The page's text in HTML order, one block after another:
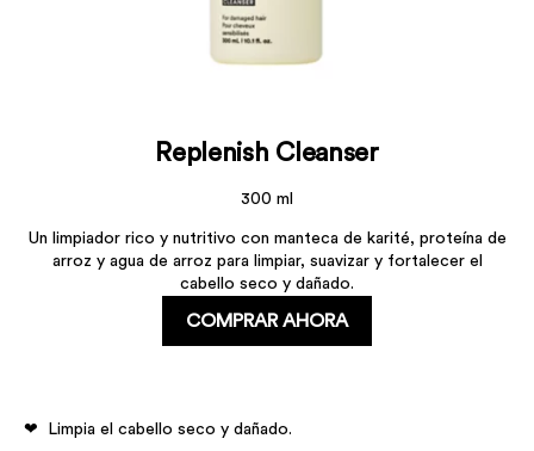
Replenish Cleanser
300 ml
Un limpiador rico y nutritivo con manteca de karité, proteína de
arroz y agua de arroz para limpiar, suavizar y fortalecer el
cabello seco y dañado.
COMPRAR AHORA
Limpia el cabello seco y dañado.